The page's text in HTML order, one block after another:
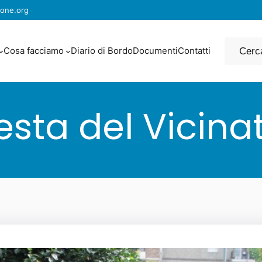
Cosa facciamo Diario di BordoDocumentiContatti Cerca
del